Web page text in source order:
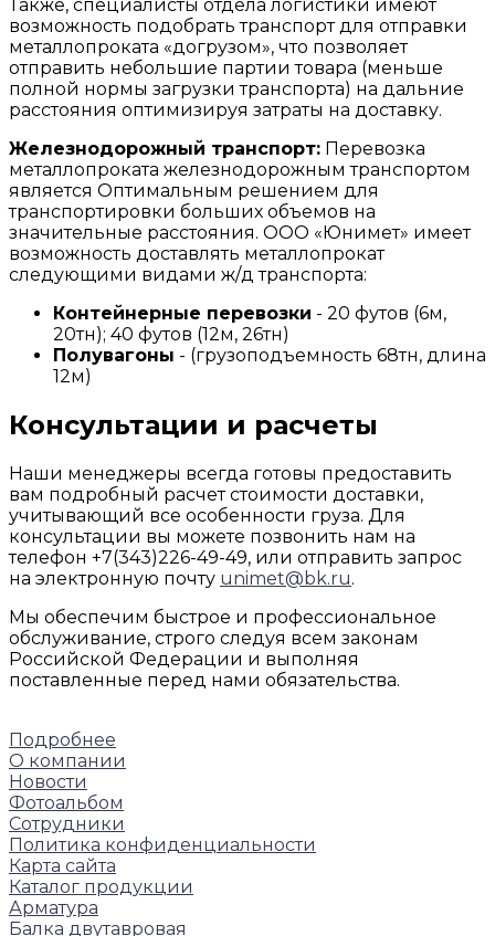
Также, специалисты отдела логистики имеют
возможность подобрать транспорт для отправки
металлопроката «догрузом», что позволяет
отправить небольшие партии товара (меньше
полной нормы загрузки транспорта) на дальние
расстояния оптимизируя затраты на доставку.
Железнодорожный транспорт: Перевозка
металлопроката железнодорожным транспортом
является Оптимальным решением для
транспортировки больших объемов на
значительные расстояния. ООО «Юнимет» имеет
возможность доставлять металлопрокат
следующими видами ж/д транспорта:
Контейнерные перевозки - 20 футов (6м,
20тн); 40 футов (12м, 26тн)
Полувагоны - (грузоподъемность 68тн, длина
12м)
Консультации и расчеты
Наши менеджеры всегда готовы предоставить
вам подробный расчет стоимости доставки,
учитывающий все особенности груза. Для
консультации вы можете позвонить нам на
телефон +7(343)226-49-49, или отправить запрос
на электронную почту unimet@bk.ru.
Мы обеспечим быстрое и профессиональное
обслуживание, строго следуя всем законам
Российской Федерации и выполняя
поставленные перед нами обязательства.
Подробнее
О компании
Новости
Фотоальбом
Сотрудники
Политика конфиденциальности
Карта сайта
Каталог продукции
Арматура
Балка двутавровая